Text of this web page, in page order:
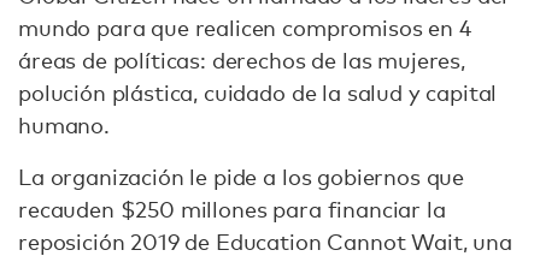
mundo para que realicen compromisos en 4
áreas de políticas: derechos de las mujeres,
polución plástica, cuidado de la salud y capital
humano.
La organización le pide a los gobiernos que
recauden $250 millones para financiar la
reposición 2019 de Education Cannot Wait, una